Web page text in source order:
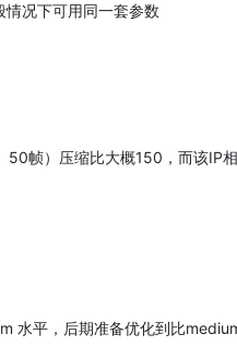
况下可用同一套参数
帧）压缩比大概150，而该IP
水平，后期准备优化到比